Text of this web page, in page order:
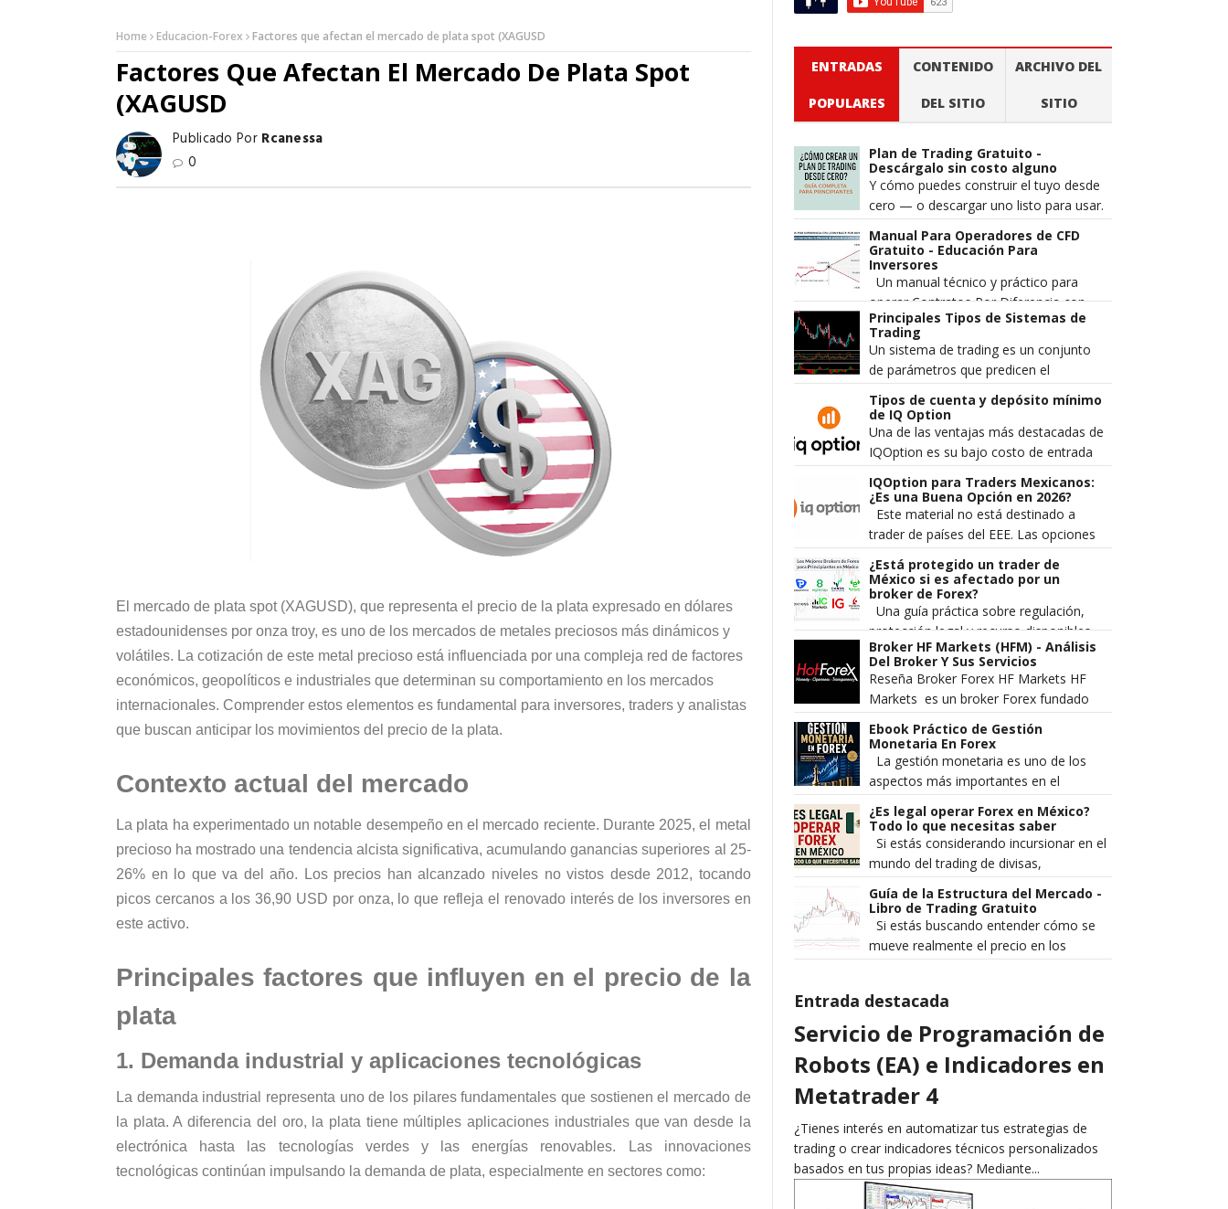
Home Educacion-Forex Factores que afectan el mercado de plata spot (XAGUSD
Factores Que Afectan El Mercado De Plata Spot
(XAGUSD
Publicado Por Rcanessa
0
El mercado de plata spot (XAGUSD), que representa el precio de la plata expresado en dólares
estadounidenses por onza troy, es uno de los mercados de metales preciosos más dinámicos y
volátiles. La cotización de este metal precioso está influenciada por una compleja red de factores
económicos, geopolíticos e industriales que determinan su comportamiento en los mercados
internacionales. Comprender estos elementos es fundamental para inversores, traders y analistas
que buscan anticipar los movimientos del precio de la plata.
Contexto actual del mercado
La plata ha experimentado un notable desempeño en el mercado reciente. Durante 2025, el metal
precioso ha mostrado una tendencia alcista significativa, acumulando ganancias superiores al 25-
26% en lo que va del año. Los precios han alcanzado niveles no vistos desde 2012, tocando
picos cercanos a los 36,90 USD por onza, lo que refleja el renovado interés de los inversores en
este activo.
Principales factores que influyen en el precio de la
plata
1. Demanda industrial y aplicaciones tecnológicas
La demanda industrial representa uno de los pilares fundamentales que sostienen el mercado de
la plata. A diferencia del oro, la plata tiene múltiples aplicaciones industriales que van desde la
electrónica hasta las tecnologías verdes y las energías renovables. Las innovaciones
tecnológicas continúan impulsando la demanda de plata, especialmente en sectores como:
ENTRADAS
POPULARES
CONTENIDO
DEL SITIO
ARCHIVO DEL
SITIO
Plan de Trading Gratuito -
Descárgalo sin costo alguno
Y cómo puedes construir el tuyo desde
cero — o descargar uno listo para usar.
Cuando alguien pierde dinero en los
mercados, la explicación m...
Manual Para Operadores de CFD
Gratuito - Educación Para
Inversores
Un manual técnico y práctico para
operar Contratos Por Diferencia con
mayor precisión, gestión de riesgo
estructurada y una comprensión má...
Principales Tipos de Sistemas de
Trading
Un sistema de trading es un conjunto
de parámetros que predicen el
movimiento del precio de un par de
divisas. Los traders más
experimentado...
Tipos de cuenta y depósito mínimo
de IQ Option
Una de las ventajas más destacadas de
IQOption es su bajo costo de entrada
comparado con otros brokers de forex
y opciones. Sin embargo, muc...
IQOption para Traders Mexicanos:
¿Es una Buena Opción en 2026?
Este material no está destinado a
trader de países del EEE. Las opciones
digitales no se promocionan ni se
venden a comerciantes minorista...
¿Está protegido un trader de
México si es afectado por un
broker de Forex?
Una guía práctica sobre regulación,
protección legal y recurso disponibles
en México Cada vez más mexicanos se
aventuran al mercado Forex...
Broker HF Markets (HFM) - Análisis
Del Broker Y Sus Servicios
Reseña Broker Forex HF Markets HF
Markets es un broker Forex fundado
en el 2010 el cual pertenece a la
compañía HF Markets LT...
Ebook Práctico de Gestión
Monetaria En Forex
La gestión monetaria es uno de los
aspectos más importantes en el
trading. Es lo que separa a los traders
rentables de los que pierden de ...
¿Es legal operar Forex en México?
Todo lo que necesitas saber
Si estás considerando incursionar en el
mundo del trading de divisas,
seguramente te has preguntado: ¿es
legal operar Forex en México? Es...
Guía de la Estructura del Mercado -
Libro de Trading Gratuito
Si estás buscando entender cómo se
mueve realmente el precio en los
mercados financieros, Guía de la
Entrada destacada
Servicio de Programación de
Robots (EA) e Indicadores en
Metatrader 4
¿Tienes interés en automatizar tus estrategias de
trading o crear indicadores técnicos personalizados
basados en tus propias ideas? Mediante...